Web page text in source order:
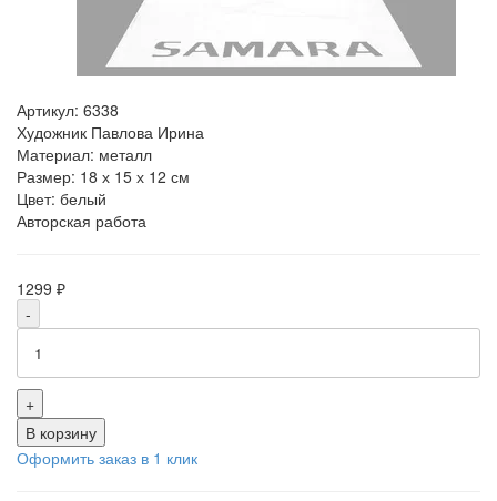
Артикул: 6338
Художник Павлова Ирина
Материал: металл
Размер: 18 х 15 х 12 см
Цвет: белый
Авторская работа
1299 ₽
-
+
В корзину
Оформить заказ в 1 клик